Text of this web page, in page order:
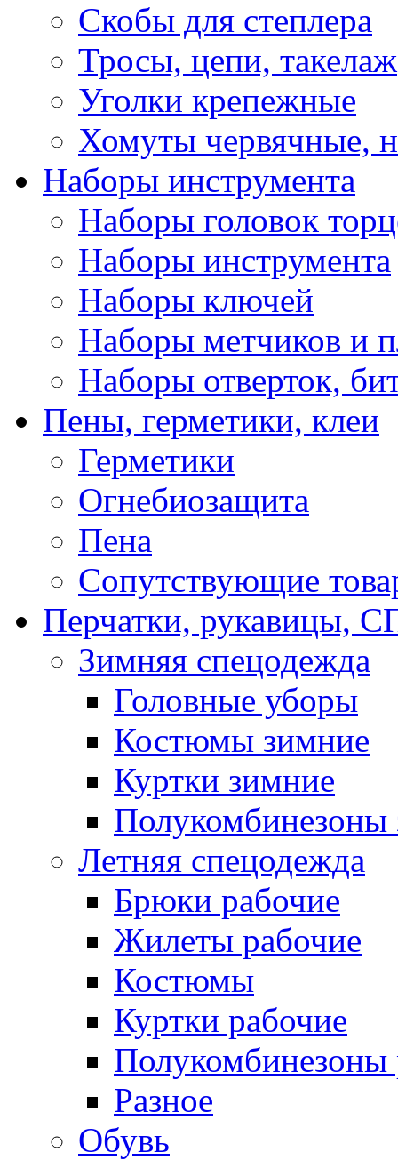
Скобы для степлера
Тросы, цепи, такелаж
Уголки крепежные
Хомуты червячные,
Наборы инструмента
Наборы головок
Наборы инструмента
Наборы ключей
Наборы метчиков и
Наборы отверток,
Пены, герметики, клеи
Герметики
Огнебиозащита
Пена
Сопутствующие
Перчатки,
Зимняя спецодежда
Головные уборы
Костюмы зимние
Куртки зимние
Полукомбинезоны
Летняя спецодежда
Брюки рабочие
Жилеты рабочие
Костюмы
Куртки рабочие
Полукомбинезоны
Разное
Обувь